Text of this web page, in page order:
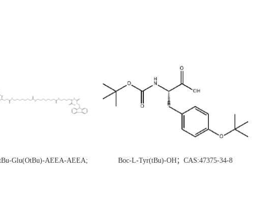
Glu(OtBu)-AEEA-AEEA;
Boc-L-Tyr(tBu)-OH；CAS:47375-34-8